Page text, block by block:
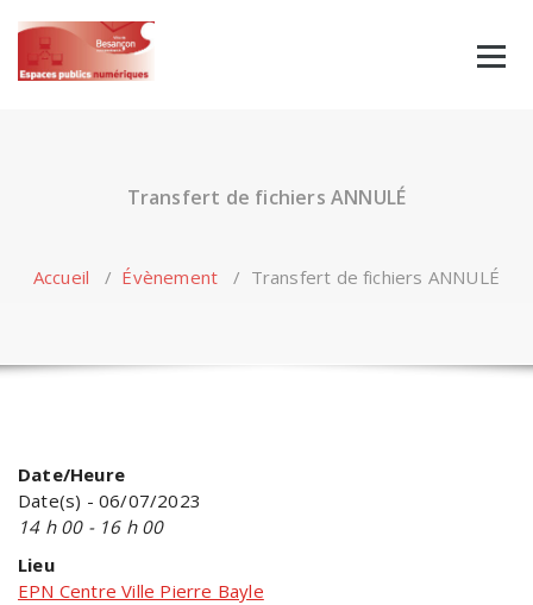
content
Transfert de fichiers ANNULÉ
Accueil / Évènement / Transfert de fichiers ANNULÉ
Date/Heure
Date(s) - 06/07/2023
14 h 00 - 16 h 00
Lieu
EPN Centre Ville Pierre Bayle